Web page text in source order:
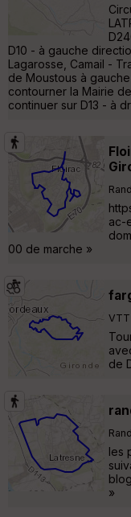
D10 - à gauche
Lagarosse, Camail -
de Moustous à
contourner la Mairie
continuer sur D13 - à
ac-
00 de marche »
VTT
de
les
»